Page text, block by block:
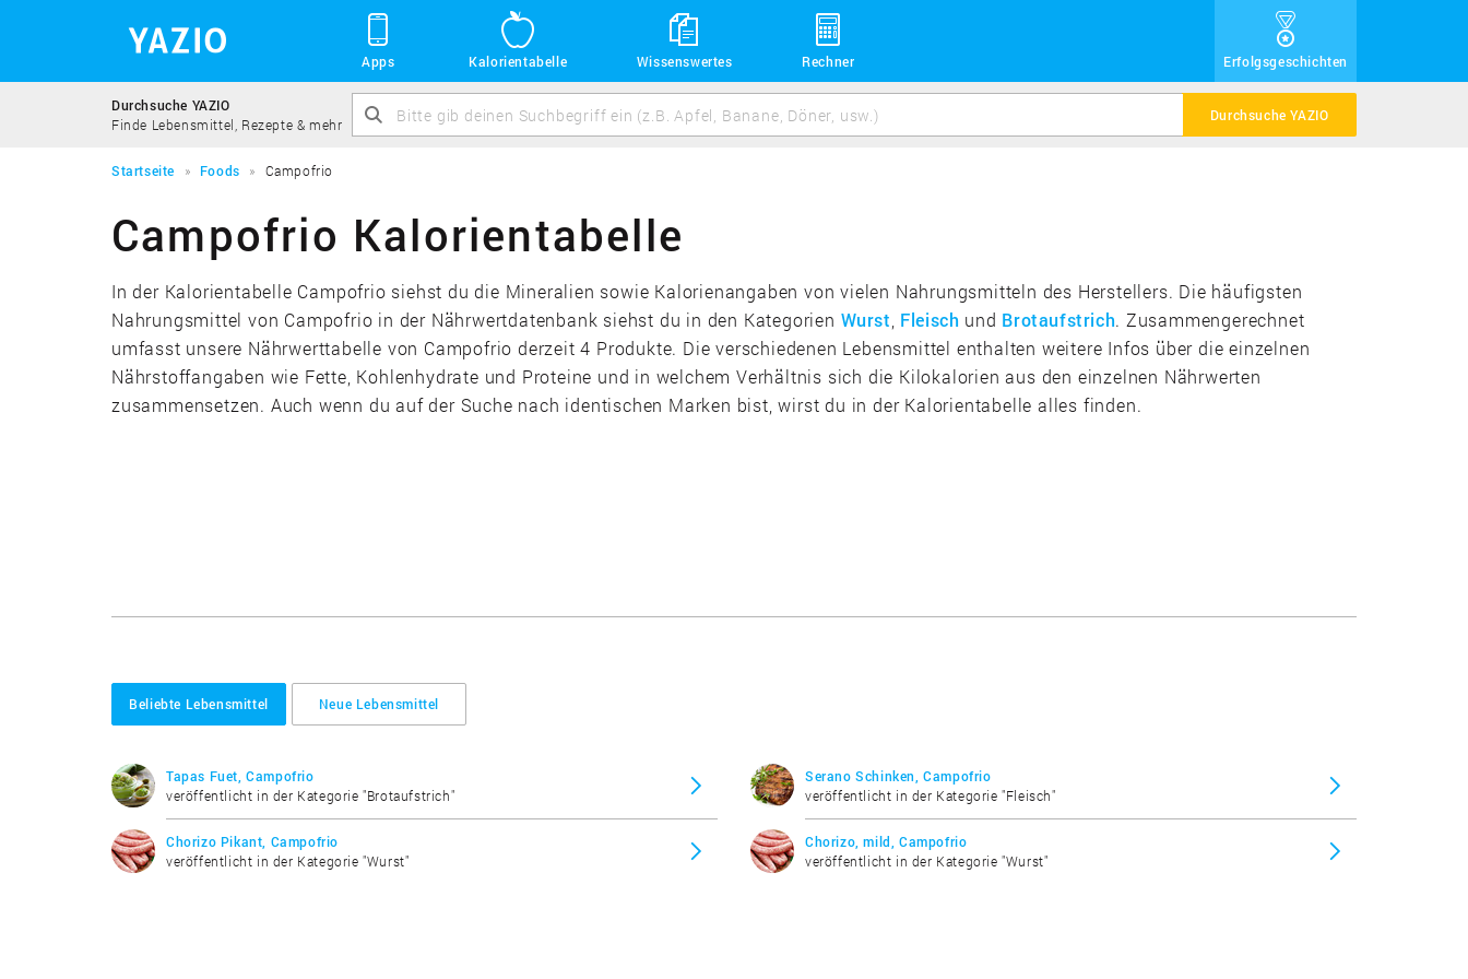
Apps Kalorientabelle Wissenswertes Rechner Erfolgsgeschichten
Durchsuche YAZIO
Finde Lebensmittel, Rezepte & mehr
Durchsuche YAZIO
Startseite Foods Campofrio
Campofrio Kalorientabelle
In der Kalorientabelle Campofrio siehst du die Mineralien sowie Kalorienangaben von vielen Nahrungsmitteln des Herstellers. Die häufigsten
Nahrungsmittel von Campofrio in der Nährwertdatenbank siehst du in den Kategorien Wurst Fleisch und Brotaufstrich. Zusammengerechnet
umfasst unsere Nährwerttabelle von Campofrio derzeit 4 Produkte. Die verschiedenen Lebensmittel enthalten weitere Infos über die einzelnen
Nährstoffangaben wie Fette, Kohlenhydrate und Proteine und in welchem Verhältnis sich die Kilokalorien aus den einzelnen Nährwerten
zusammensetzen. Auch wenn du auf der Suche nach identischen Marken bist, wirst du in der Kalorientabelle alles finden.
Beliebte Lebensmittel Neue Lebensmittel
Tapas Fuet, Campofrio
veröffentlicht in der Kategorie "Brotaufstrich"
Chorizo Pikant, Campofrio
veröffentlicht in der Kategorie "Wurst"
Serano Schinken, Campofrio
veröffentlicht in der Kategorie "Fleisch"
Chorizo, mild, Campofrio
veröffentlicht in der Kategorie "Wurst"